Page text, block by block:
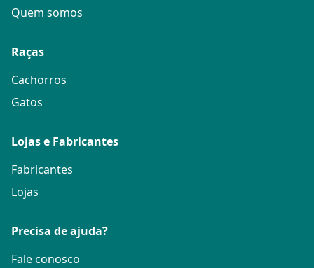
Quem somos
Raças
Cachorros
Gatos
Lojas e Fabricantes
Fabricantes
Lojas
Precisa de ajuda?
Fale conosco